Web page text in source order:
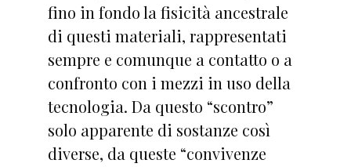
fino in fondo la fisicità ancestrale
di questi materiali, rappresentati
sempre e comunque a contatto o a
confronto con i mezzi in uso della
tecnologia. Da questo “scontro”
solo apparente di sostanze così
diverse, da queste “convivenze